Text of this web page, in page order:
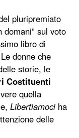
pluripremiato
domani” sul voto
libro di
donne che
storie, le
Costituenti
quella
Libertiamoci ha
delle